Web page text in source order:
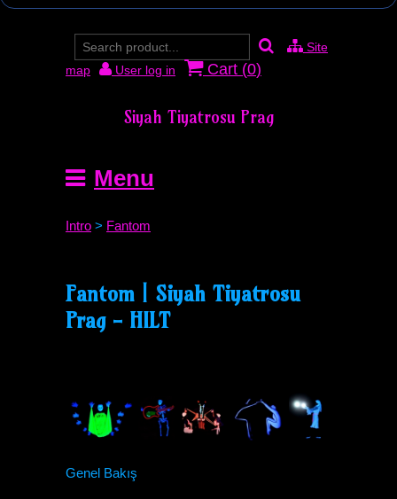
Site
map
User log in Cart (0)
Siyah Tiyatrosu Prag
Menu
Intro > Fantom
Fantom | Siyah Tiyatrosu
Prag - HILT
Genel Bakış